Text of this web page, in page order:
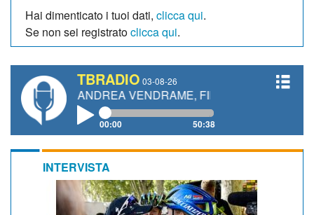
Hai dimenticato i tuoi dati, clicca qui.
Se non sei registratoclicca qui.
TBRADIO 03-08-26
ANDREA VENDRAME, FILIPPO FIORELLI
00:00 50:38
INTERVISTA